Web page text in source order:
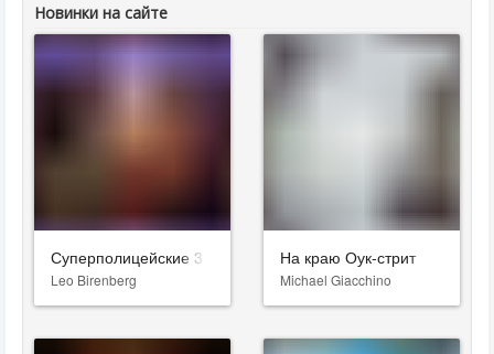
Новинки на сайте
Суперполицейские 3
Leo Birenberg
На краю Оук-стрит
Michael Giacchino